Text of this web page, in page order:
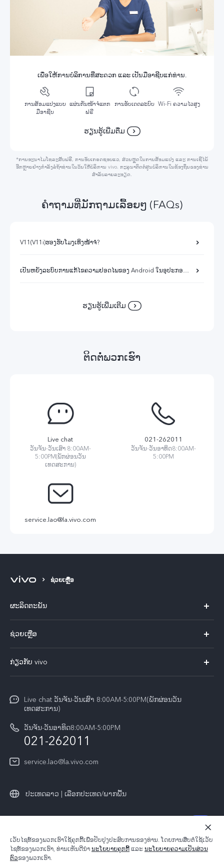
ເພື່ອ​ໃຫ້​ການ​ບໍ​ລິ​ການ​ທີ່​ສະ​ດວກ ແລະ ເປັນ​ມື​ອາ​ຊີບ​ແກ່​ທ່ານ.
ການ​ສ້ອມ​ແປງ​ແບບ​
ມື​ອາ​ຊີບ
ແຜ່ນ​ກັນ​ໜ້າ​ຈໍ​ແຕກ​
ຟ​ຣີ
​ການ​ອັບ​ເດດ​ລະ​ບົບ Wi-Fi ຄວາມ​ໄວ​ສູງ
ຮຽນຮູ້ເພີ່ມຕື່ມ
*ການ​ອະ​ນາ​ໄມ​ໂທ​ລະ​ສັບ​ຟ​ຣີ, ການ​ອັບ​ເກ​ຣດ​ຊອບ​ແວ, ສ່ວນຫຼຸດ​ໃນ​ການ​ສ້ອມ​ແປງ ແລະ ການ​ເຊີໄພ້​
ອີກຫຼາຍ​ຢ່າງກຳ​ລັງ​ລໍ​ຖ້າ​ທ່ານ​ໃນ​ວັນ​ໃຫ້​ບໍ​ລິ​ການ vivo. ກະ​ລຸ​ນາ​ຕິດ​ຕໍ່​​ສູນ​ບໍ​ລິ​ການ​ໃນ​​ທ້ອງ​ຖິ່ນ​ຂອງ​ທ່ານ​
ສຳ​ລັບ​ລາຍ​ລະ​ອຽດ.
ຄຳຖາມທີ່ມັກຖາມເລື້ອຍໆ (FAQs)
V11(V11i)ຮອງຮັບໂມງເທິງໜ້າຈໍ?
ເປັນຫຍັງລະບົບການແກ້ໄຂຄວາມປອດໄພຂອງ Android ໃນອຸປະກອນຂອງຂ້ອຍຈື່ງບໍ່ເປັນເວີຊັ່ນລ່າສຸດ?
ຮຽນ​ຮູ້​ເພີ່ມ​ເຕີມ
ຕິດຕໍ່ພວກເຮົາ
Live chat
ວັນຈັນ-ວັນເສົາ 8:00AM-
5:00PM(ພັກຜ່ອນວັນ
ເທດສະການ)
021-262011
ວັນຈັນ-ວັນອາທິດ8:00AM-
5:00PM
service.lao@la.vivo.com
ຊ່ວຍເຫຼືອ
ຜະລິດຕະພັນ
ທຸກໂມເດວ
ຊ່ວຍເຫຼືອ
ສູນບໍລິການ
Funtouch OS
ການພິສູດຢືນຢັນ IMEI
ກວດສອບລາຄາອຸປະກອນເສີມ
ການອັບເດດລະບົບ
ກ່ຽວກັບ vivo
ແຈ້ງ​ການ​ທາງ​ກົດ​ໝາຍ
ສູນຄວາມເປັນສ່ວນຕົວ vivo
ຄວາມຍືນຍົງ
Live chat ວັນຈັນ-ວັນເສົາ 8:00AM-5:00PM(ພັກຜ່ອນວັນ
ເທດສະການ)
ວັນຈັນ-ວັນອາທິດ8:00AM-5:00PM
021-262011
service.lao@la.vivo.com
ປະເທດລາວ | ເລືອກປະເທດ/ພາກພື້ນ
© 2026 vivo Mobile Communication Co., Ltd. ສະຫງວນ​ລິ​ຂະ​ສິດ.
​ນະ​ໂຍ​ບາຍ​ຄວາມ​ເປັນ​ສ່ວນ​ຕົວ​ຂອງ | ນະໂຍບາຍຄຸກກີ້ຂອງ
|
ການຊ່ວຍເຫຼືອຄວາມເປັນສ່ວນຕົວ
ເວັບ​ໄຊ​ທ໌​ຂອງ​ພວກ​ເຮົາ​ໃຊ້​ຄຸກ​ກີ້​ເພື່ອ​ປັບ​ປຸງ​ປະ​ສົບ​ການ​ຂອງ​ທ່ານ. ໂດຍ​ການ​ສືບ​ຕໍ່​ໃຊ້​ເວັບ​
ໄຊ​ທ໌​ຂອງ​ພວກ​ເຮົາ, ທ່ານ​ເຫັນ​ດີ​ນຳ​ນະ​ໂຍ​ບາຍ​ຄຸກ​ກີ້​ແລະ ນະ​ໂຍ​ບາຍ​ຄວາມ​ເປັນ​ສ່ວນ​
ຕົວ​ຂອງ​ພວກ​ເຮົາ.